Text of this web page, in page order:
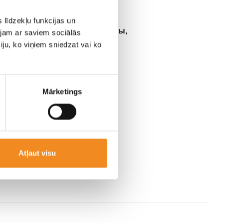
līdzekļu funkcijas un
ar saviem sociālās
ko viņiem sniedzat vai ko
Mārketings
Atļaut visu
Дополн. стоп сигнал,
Противотуманные фары,
Омыватели фар ,